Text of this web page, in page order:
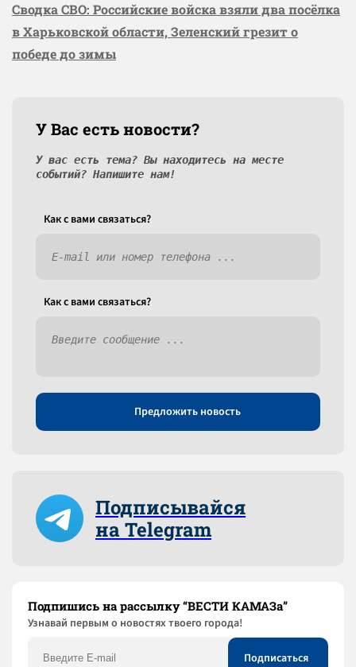
Сводка СВО: Российские войска взяли два посёлка
в Харьковской области, Зеленский грезит о
победе до зимы
У Вас есть новости?
У вас есть тема? Вы находитесь на месте
событий? Напишите нам!
Как c вами связаться?
Как c вами связаться?
Предложить новость
Подписывайся
на Telegram
Подпишись на рассылку “ВЕСТИ КАМАЗа”
Узнaвай первым о новостях твоего города!